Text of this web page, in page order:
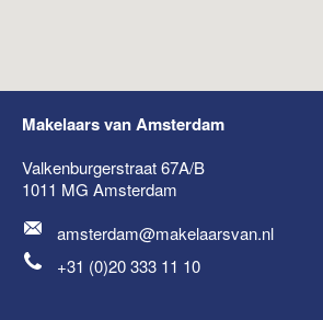
English?
Makelaars van Amsterdam
Valkenburgerstraat 67A/B
1011 MG Amsterdam
amsterdam@makelaarsvan.nl
+31 (0)20 333 11 10